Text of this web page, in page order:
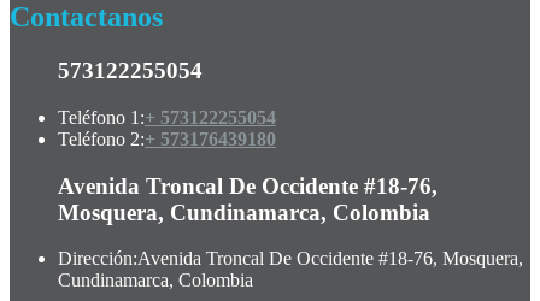
Contactanos
573122255054
Teléfono 1:+ 573122255054
Teléfono 2:+ 573176439180
Avenida Troncal De Occidente #18-76,
Mosquera, Cundinamarca, Colombia
Dirección:Avenida Troncal De Occidente #18-76, Mosquera,
Cundinamarca, Colombia